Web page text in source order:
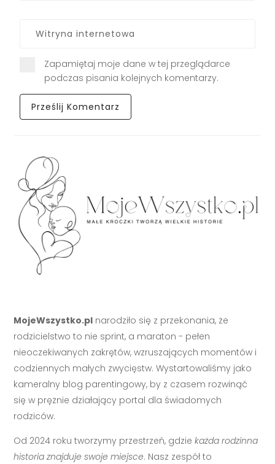
Zapamiętaj moje dane w tej przeglądarce
podczas pisania kolejnych komentarzy.
MojeWszystko.pl narodziło się z przekonania, że
rodzicielstwo to nie sprint, a maraton - pełen
nieoczekiwanych zakrętów, wzruszających momentów i
codziennych małych zwycięstw. Wystartowaliśmy jako
kameralny blog parentingowy, by z czasem rozwinąć
się w prężnie działający portal dla świadomych
rodziców.
Od 2024 roku tworzymy przestrzeń, gdziekażda rodzinna
historia znajduje swoje miejsce. Nasz zespół to